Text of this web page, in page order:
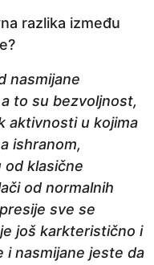
razlika između
nasmijane
to su bezvoljnost,
aktivnosti u kojima
ishranom,
od klasične
od normalnih
sve se
još karkteristično i
i nasmijane jeste da